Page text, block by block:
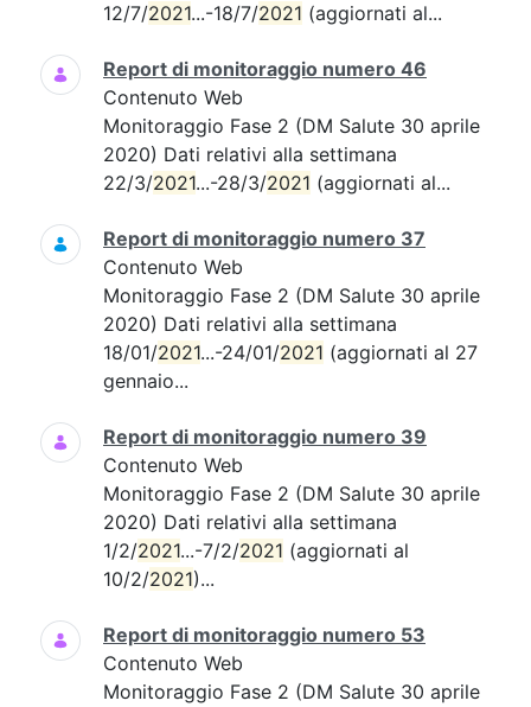
12/7/2021...-18/7/2021 (aggiornati al...
Report di monitoraggio numero 46
Contenuto Web
Monitoraggio Fase 2 (DM Salute 30 aprile
2020) Dati relativi alla settimana
22/3/2021...-28/3/2021 (aggiornati al...
Report di monitoraggio numero 37
Contenuto Web
Monitoraggio Fase 2 (DM Salute 30 aprile
2020) Dati relativi alla settimana
18/01/2021...-24/01/2021 (aggiornati al 27
gennaio...
Report di monitoraggio numero 39
Contenuto Web
Monitoraggio Fase 2 (DM Salute 30 aprile
2020) Dati relativi alla settimana
1/2/2021...-7/2/2021 (aggiornati al
10/2/2021)...
Report di monitoraggio numero 53
Contenuto Web
Monitoraggio Fase 2 (DM Salute 30 aprile